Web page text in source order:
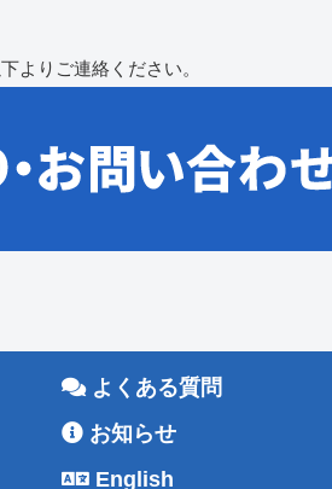
よりご連絡ください。
よくある質問
お知らせ
English